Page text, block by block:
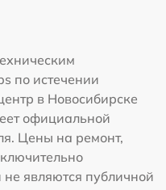
по истечении
в Новосибирске
официальной
Цены на ремонт,
являются публичной